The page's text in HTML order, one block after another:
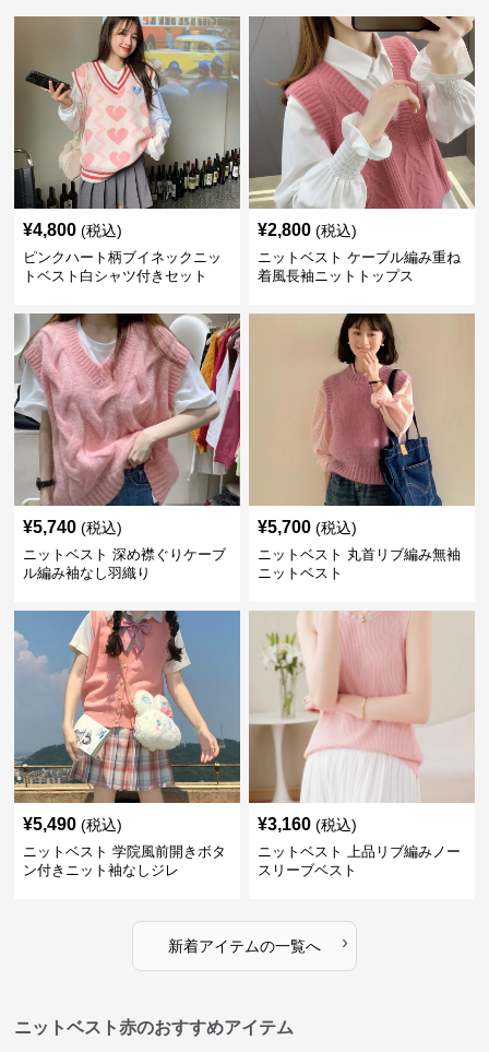
¥4,800 (税込)
ピンクハート柄ブイネックニッ
トベスト白シャツ付きセット
¥2,800 (税込)
ニットベスト ケーブル編み重ね
着風長袖ニットトップス
¥5,740 (税込)
ニットベスト 深め襟ぐりケーブ
ル編み袖なし羽織り
¥5,700 (税込)
ニットベスト 丸首リブ編み無袖
ニットベスト
¥5,490 (税込)
ニットベスト 学院風前開きボタ
ン付きニット袖なしジレ
¥3,160 (税込)
ニットベスト 上品リブ編みノー
スリーブベスト
新着アイテムの一覧へ ›
ニットベスト赤のおすすめアイテム